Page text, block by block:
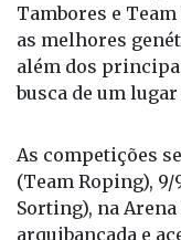
As competições
(Team Roping), 9/
Sorting), na Arena
Summit Siran